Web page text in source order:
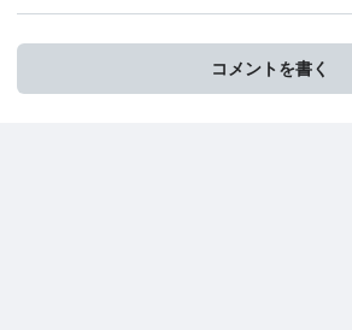
コメントを書く